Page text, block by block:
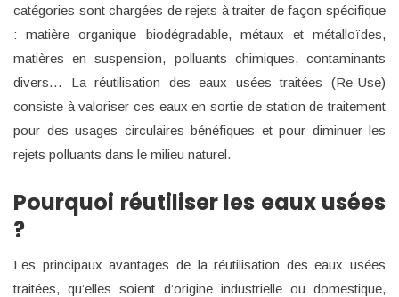
catégories sont chargées de rejets à traiter de façon spécifique
: matière organique biodégradable, métaux et métalloïdes,
matières en suspension, polluants chimiques, contaminants
divers… La réutilisation des eaux usées traitées (Re-Use)
consiste à valoriser ces eaux en sortie de station de traitement
pour des usages circulaires bénéfiques et pour diminuer les
rejets polluants dans le milieu naturel.
Pourquoi réutiliser les eaux usées
?
Les principaux avantages de la réutilisation des eaux usées
traitées, qu’elles soient d’origine industrielle ou domestique,